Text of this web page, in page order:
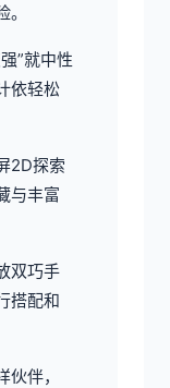
”就中性
依轻松
2D探索
与丰富
双巧手
搭配和
伴，